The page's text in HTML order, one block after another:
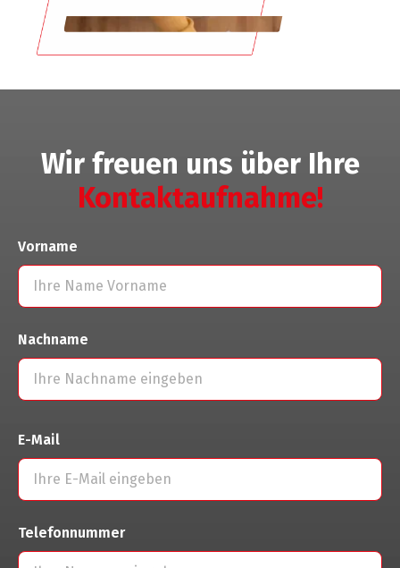
Wir freuen uns über Ihre
Kontaktaufnahme!
Vorname
Nachname
E-Mail
Telefonnummer